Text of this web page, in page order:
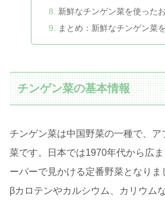
新鮮なチンゲン菜を使った
まとめ：新鮮なチンゲン菜
チンゲン菜の基本情報
チンゲン菜は中国野菜の一種で、
菜です。日本では1970年代から広
ーパーで見かける定番野菜となりま
βカロテンやカルシウム、カリウム